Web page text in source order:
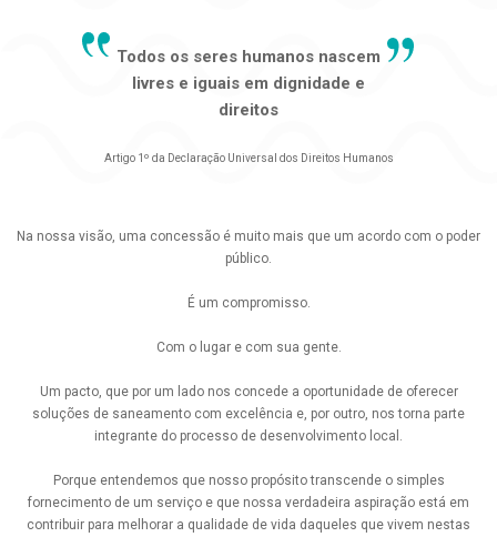
Todos os seres humanos nascem
livres e iguais em dignidade e
direitos
Artigo 1º da Declaração Universal dos Direitos Humanos
Na nossa visão, uma concessão é muito mais que um acordo com o poder
público.
É um compromisso.
Com o lugar e com sua gente.
Um pacto, que por um lado nos concede a oportunidade de oferecer
soluções de saneamento com excelência e, por outro, nos torna parte
integrante do processo de desenvolvimento local.
Porque entendemos que nosso propósito transcende o simples
fornecimento de um serviço e que nossa verdadeira aspiração está em
contribuir para melhorar a qualidade de vida daqueles que vivem nestas